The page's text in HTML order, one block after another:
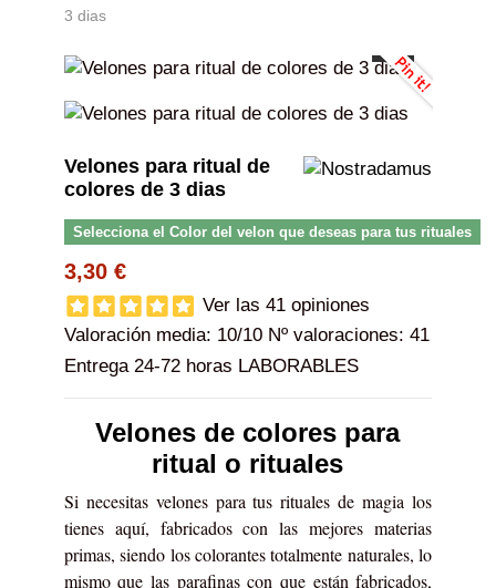
3 dias
Velones para ritual de
colores de 3 dias
Selecciona el Color del velon que deseas para tus rituales
3,30 €
Ver las 41 opiniones
Valoración media: 10/10 Nº valoraciones: 41
Entrega 24-72 horas LABORABLES
Velones de colores para
ritual o rituales
Si necesitas velones para tus rituales de magia los
tienes aquí, fabricados con las mejores materias
primas, siendo los colorantes totalmente naturales, lo
mismo que las parafinas con que están fabricados,